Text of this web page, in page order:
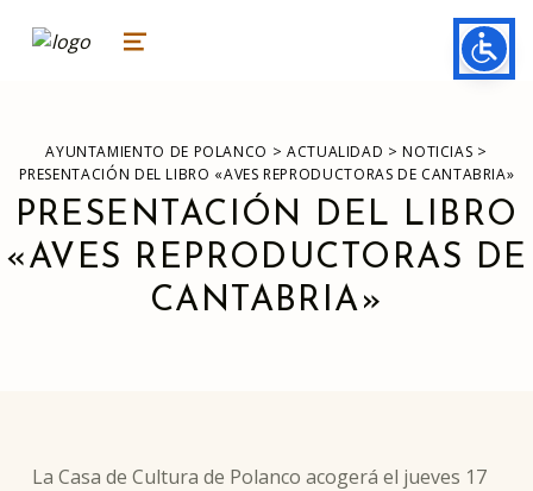
ayuntamiento de polanco
AYUNTAMIENTO DE POLANCO MENU
AYUNTAMIENTO DE POLANCO > ACTUALIDAD >NOTICIAS >
PRESENTACIÓN DEL LIBRO «AVES REPRODUCTORAS DE CANTABRIA»
PRESENTACIÓN DEL LIBRO
«AVES REPRODUCTORAS DE
CANTABRIA»
La Casa de Cultura de Polanco acogerá el jueves 17